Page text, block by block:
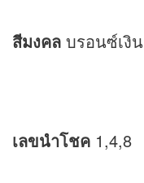
สีมงคล บรอนซ์เงิน
เลขนำโชค 1,4,8